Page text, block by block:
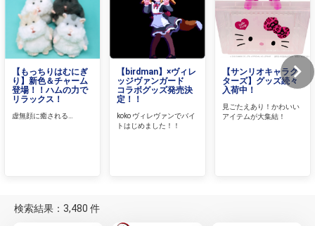
【もっちりはむにぎ
り】新色＆チャーム
登場！！ハムの力で
リラックス！
虚無顔に癒される…
【birdman】×ヴィレ
ッジヴァンガード
コラボグッズ発売決
定！！
koko ヴィレヴァンでバイ
トはじめました！！
【サンリオキャラク
ターズ】グッズ続々
入荷中！
見ごたえあり！かわいい
アイテムが大集結！
検索結果：3,480 件